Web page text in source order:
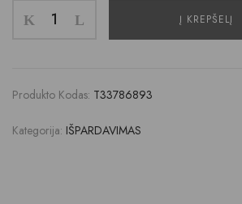
Į KREPŠELĮ
Produkto Kodas: T33786893
Kategorija: IŠPARDAVIMAS